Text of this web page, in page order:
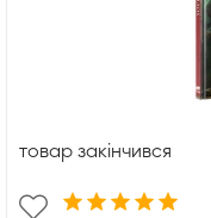
товар закінчився